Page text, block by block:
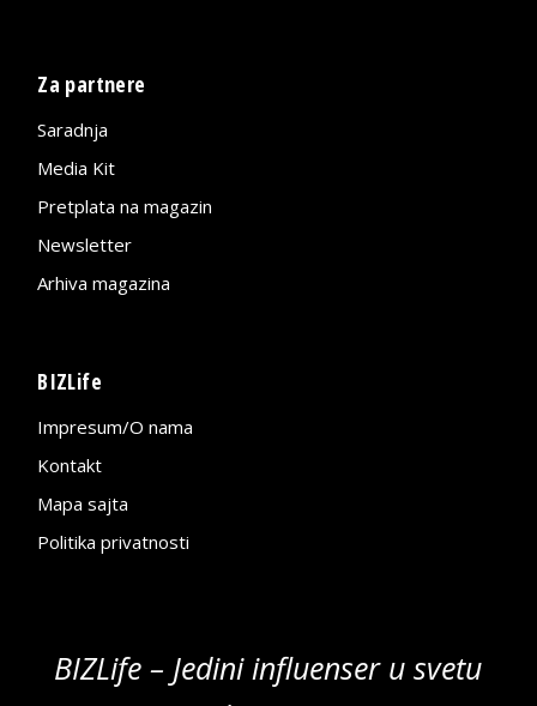
Za partnere
Saradnja
Media Kit
Pretplata na magazin
Newsletter
Arhiva magazina
BIZLife
Impresum/O nama
Kontakt
Mapa sajta
Politika privatnosti
BIZLife – Jedini influenser u svetu